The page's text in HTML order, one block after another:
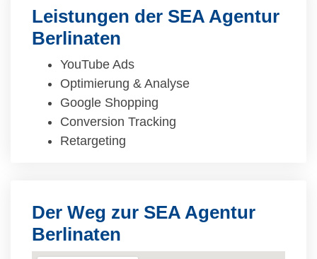
Leistungen der SEA Agentur
Berlinaten
YouTube Ads
Optimierung & Analyse
Google Shopping
Conversion Tracking
Retargeting
Der Weg zur SEA Agentur
Berlinaten